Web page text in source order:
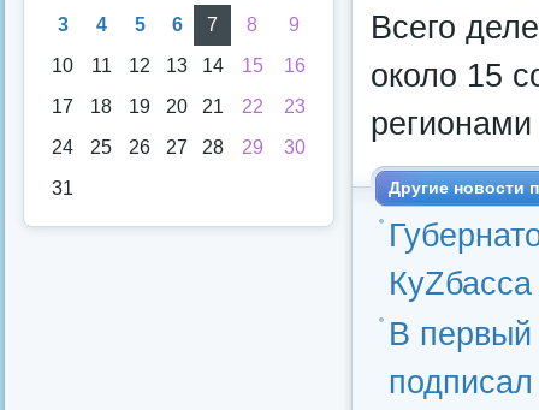
Всего
около 15
Другие новости
В
3
4 5 6 7 8
9
10
11 12 13 14 15
16
17
18 19 20 21 22
23
24
25 26 27 28 29
30
31